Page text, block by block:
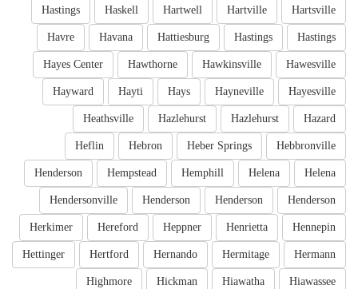
Hartsville
Hartville
Hartwell
Haskell
Hastings
Hastings
Hastings
Hattiesburg
Havana
Havre
Hawesville
Hawkinsville
Hawthorne
Hayes Center
Hayesville
Hayneville
Hays
Hayti
Hayward
Hazard
Hazlehurst
Hazlehurst
Heathsville
Hebbronville
Heber Springs
Hebron
Heflin
Helena
Helena
Hemphill
Hempstead
Henderson
Henderson
Henderson
Henderson
Hendersonville
Hennepin
Henrietta
Heppner
Hereford
Herkimer
Hermann
Hermitage
Hernando
Hertford
Hettinger
Hiawassee
Hiawatha
Hickman
Highmore